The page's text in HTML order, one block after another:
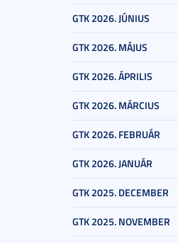
GTK 2026. JÚNIUS
GTK 2026. MÁJUS
GTK 2026. ÁPRILIS
GTK 2026. MÁRCIUS
GTK 2026. FEBRUÁR
GTK 2026. JANUÁR
GTK 2025. DECEMBER
GTK 2025. NOVEMBER